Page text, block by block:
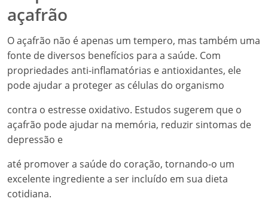
açafrão
O açafrão não é apenas um tempero, mas também uma
fonte de diversos benefícios para a saúde. Com
propriedades anti-inflamatórias e antioxidantes, ele
pode ajudar a proteger as células do organismo
contra o estresse oxidativo. Estudos sugerem que o
açafrão pode ajudar na memória, reduzir sintomas de
depressão e
até promover a saúde do coração, tornando-o um
excelente ingrediente a ser incluído em sua dieta
cotidiana.